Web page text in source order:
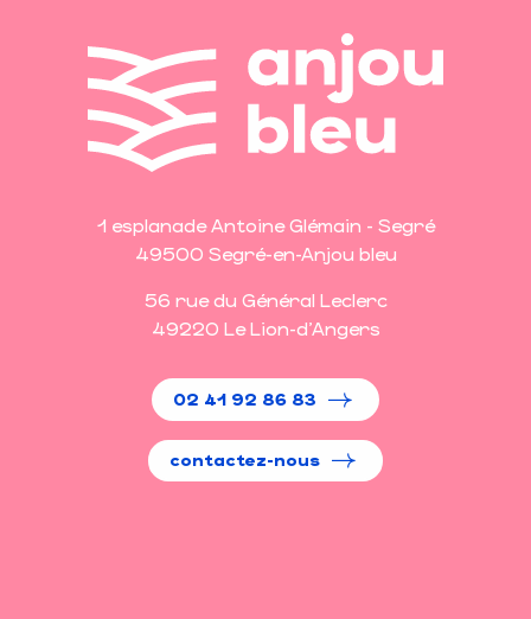
1 esplanade Antoine Glémain - Segré
49500 Segré-en-Anjou bleu
56 rue du Général Leclerc
49220 Le Lion-d'Angers
02 41 92 86 83
contactez-nous